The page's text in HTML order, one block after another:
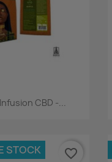
rapide
CBD -...
STOCK favorite_border